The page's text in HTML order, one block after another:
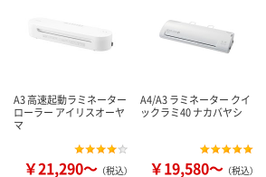
A3 高速起動ラミネーター
ローラー アイリスオーヤ
マ
￥21,290～ （税込）
A4/A3 ラミネーター クイ
ックラミ40 ナカバヤシ
￥19,580～ （税込）